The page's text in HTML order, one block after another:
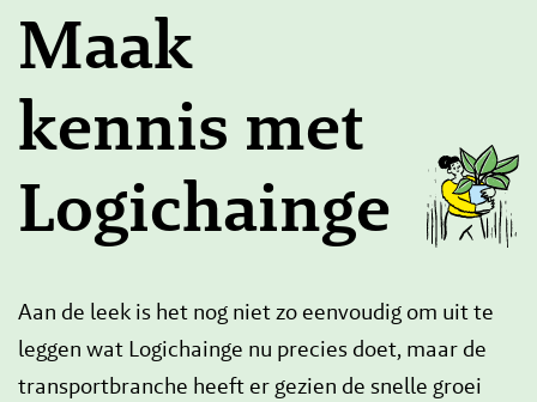
Maak
kennis met
Logichainge
Aan de leek is het nog niet zo eenvoudig om uit te
leggen wat Logichainge nu precies doet, maar de
transportbranche heeft er gezien de snelle groei